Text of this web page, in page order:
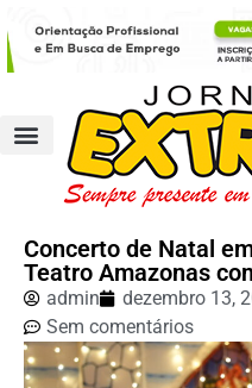
Concerto de Natal
Teatro Amazonas
admin dezembro 13,
Sem comentários